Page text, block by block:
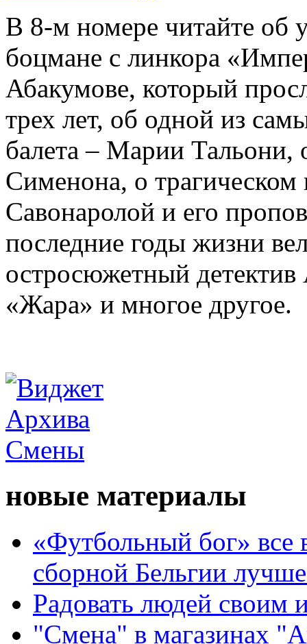
В 8-м номере читайте об
боцмане с линкора
Абакумове, который
трех лет, об одной из
балета – Марии
Сименона, о трагическом
Савонаролой и его
последние годы жизни
остросюжетный детектив
«Жара» и многое другое.
новые материалы
«Футбольный бог» все
сборной Бельгии
Радовать людей своим
"Смена" в магазинах